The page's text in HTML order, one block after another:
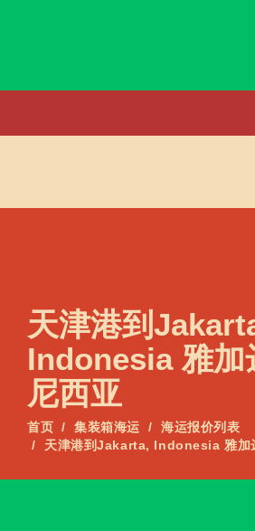
天津港到
Indonesia 雅加
尼西亚
首页 集装箱海运
海运报价列表
天津港到Jakarta, Indonesia 雅加